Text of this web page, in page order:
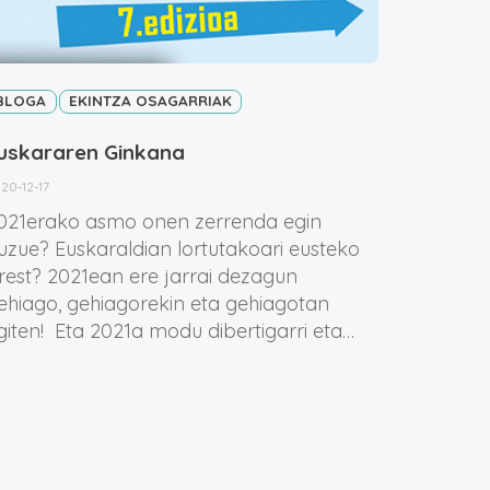
EKINTZA OSAGARRIAK
Ginkana
12-17
asmo onen zerrenda egin
Euskaraldian lortutakoari eusteko
2021ean ere jarrai dezagun
gehiagorekin eta gehiagotan
Eta 2021a modu dibertigarri eta…